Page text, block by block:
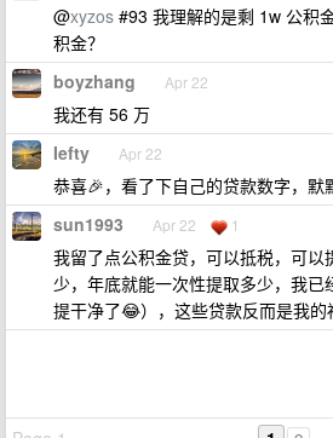
@xyzos #93 我理解的是剩 1w 公积
积金？
boyzhang Apr 22
我还有 56 万
Iefty Apr 22
恭喜🎉，看了下自己的贷款数字，默
sun1993 Apr 22 1
我留了点公积金贷，可以抵税，可以
少，年底就能一次性提取多少，我
提干净了😂），这些贷款反而是我的